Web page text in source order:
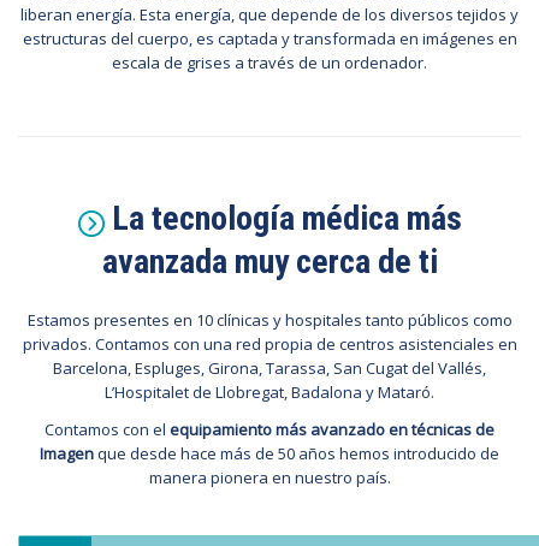
liberan energía. Esta energía, que depende de los diversos tejidos y
estructuras del cuerpo, es captada y transformada en imágenes en
escala de grises a través de un ordenador.
La tecnología médica más
avanzada muy cerca de ti
Estamos presentes en 10 clínicas y hospitales tanto públicos como
privados. Contamos con una red propia de centros asistenciales en
Barcelona, Espluges, Girona, Tarassa, San Cugat del Vallés,
L’Hospitalet de Llobregat, Badalona y Mataró.
Contamos con el equipamiento más avanzado en técnicas de
Imagenque desde hace más de 50 años hemos introducido de
manera pionera en nuestro país.